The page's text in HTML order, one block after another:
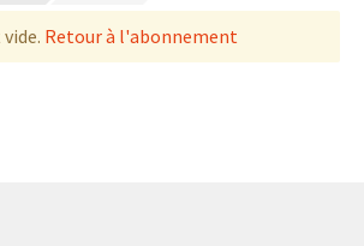
Retour à l'abonnement